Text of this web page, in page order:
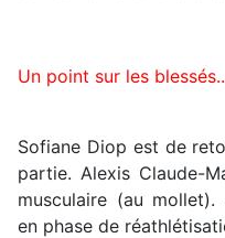
Un point sur les
Sofiane Diop est de
partie. Alexis Claude-
musculaire (au
en phase de